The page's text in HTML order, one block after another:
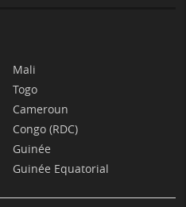
Mali
Togo
Cameroun
Congo (RDC)
Guinée
Guinée Equatorial